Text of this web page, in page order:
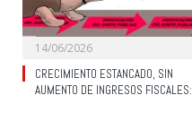
14/06/2026
CRECIMIENTO ESTANCADO, SIN
AUMENTO DE INGRESOS FISCALES: